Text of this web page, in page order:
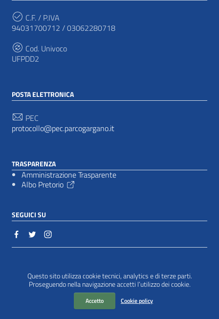
Questo sito utilizza cookie tecnici, analytics e di terze parti.
Proseguendo nella navigazione accetti l’utilizzo dei cookie.
Accetto Cookie policy
C.F. / P.IVA
94031700712 / 03062280718
Cod. Univoco
UFPDD2
POSTA ELETTRONICA
PEC
protocollo@pec.parcogargano.it
TRASPARENZA
Amministrazione Trasparente
Albo Pretorio
SEGUICI SU